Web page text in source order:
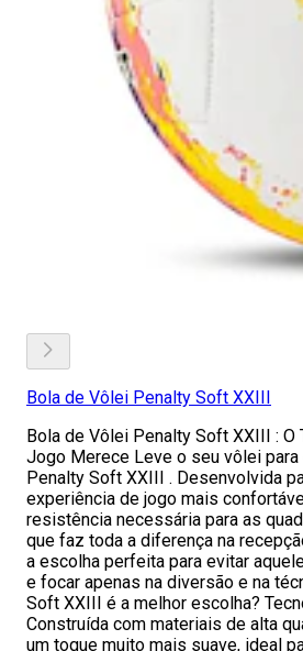
Bola de Vôlei Penalty Soft XXIII
Bola de Vôlei Penalty Soft XXIII : O
Jogo Merece Leve o seu vôlei
Penalty Soft XXIII . Desenvolvida
experiência de jogo mais
resistência necessária para as
que faz toda a diferença na
a escolha perfeita para evitar
e focar apenas na diversão e na
Soft XXIII é a melhor escolha?
Construída com materiais de alta
um toque muito mais suave, ideal